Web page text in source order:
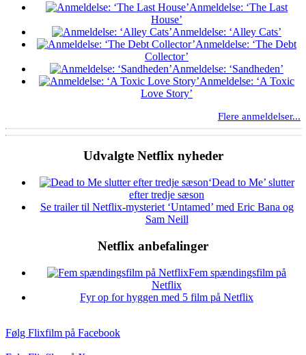
Anmeldelse: ‘The Last
House’
Anmeldelse: ‘Alley Cats’
Anmeldelse: ‘The Debt
Collector’
Anmeldelse: ‘Sandheden’
Anmeldelse: ‘A Toxic
Love Story’
Flere anmeldelser...
Udvalgte Netflix nyheder
‘Dead to Me’ slutter
efter tredje sæson
Se trailer til Netflix-mysteriet ‘Untamed’ med Eric Bana og
Sam Neill
Netflix anbefalinger
Fem spændingsfilm på
Netflix
Fyr op for hyggen med 5 film på Netflix
Følg Flixfilm på Facebook